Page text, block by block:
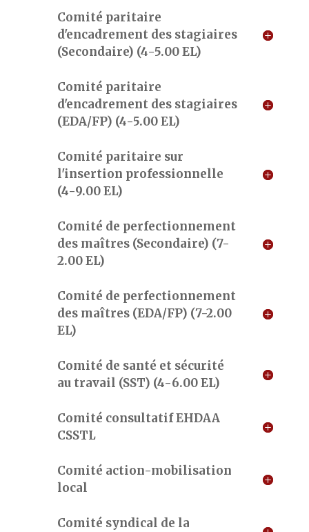
Comité paritaire
d'encadrement des stagiaires
(Secondaire) (4-5.00 EL)
Comité paritaire
d'encadrement des stagiaires
(EDA/FP) (4-5.00 EL)
Comité paritaire sur
l'insertion professionnelle
(4-9.00 EL)
Comité de perfectionnement
des maîtres (Secondaire) (7-
2.00 EL)
Comité de perfectionnement
des maîtres (EDA/FP) (7-2.00
EL)
Comité de santé et sécurité
au travail (SST) (4-6.00 EL)
Comité consultatif EHDAA
CSSTL
Comité action-mobilisation
local
Comité syndical de la